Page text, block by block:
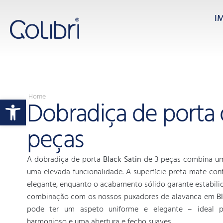
Open toolbar
Home
Dobradiça de porta
peças
A dobradiça de porta Black Satin de 3 peças combina
uma elevada funcionalidade. A superfície preta mate
elegante, enquanto o acabamento sólido garante
combinação com os nossos puxadores de alavanca em
pode ter um aspeto uniforme e elegante – ideal